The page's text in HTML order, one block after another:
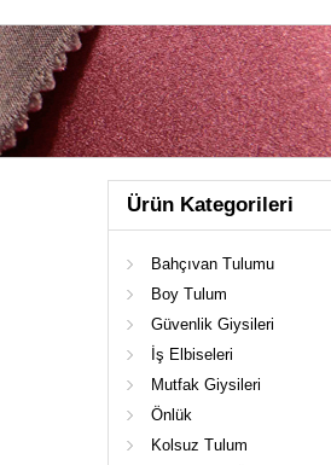
Ürün Kategorileri
Bahçıvan Tulumu
Boy Tulum
Güvenlik Giysileri
İş Elbiseleri
Mutfak Giysileri
Önlük
Kolsuz Tulum